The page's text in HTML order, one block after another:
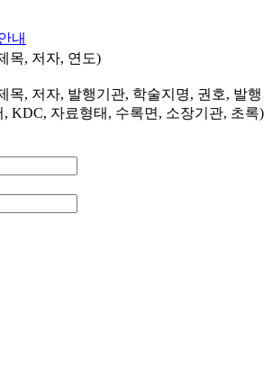
내
목, 저자, 연도)
목, 저자, 발행기관, 학술지명, 권호, 발행
, KDC, 자료형태, 수록면, 소장기관, 초록)